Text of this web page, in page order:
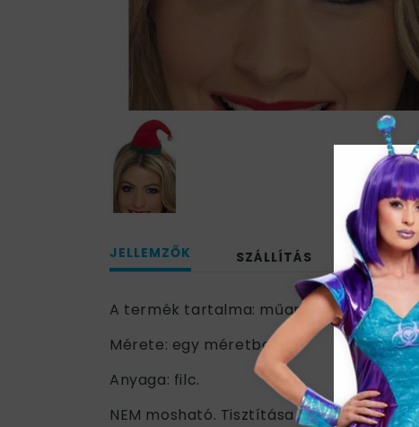
JELLEMZŐK SZÁLLÍTÁS
A termék tartalma: műanyag hajráfon
Mérete: egy méretben.
Anyaga: filc.
NEM mosható. Tisztítása csak